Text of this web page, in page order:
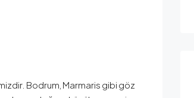
Bodrum, Marmaris gibi göz